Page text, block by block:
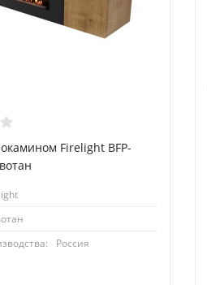
Firelight BFP-
Россия